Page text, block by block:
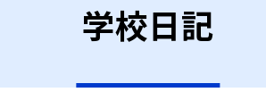
学校日記